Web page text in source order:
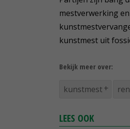
mestverwerking
kunstmest uit
Bekijk meer over:
kunstmest
LEES OOK